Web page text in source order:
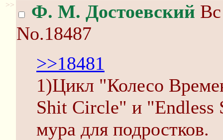
>> Ф. М. Достоевский
No.18487
>>18481
1)Цикл "Колесо
Shit Circle" и "Endless
мура для подростков.